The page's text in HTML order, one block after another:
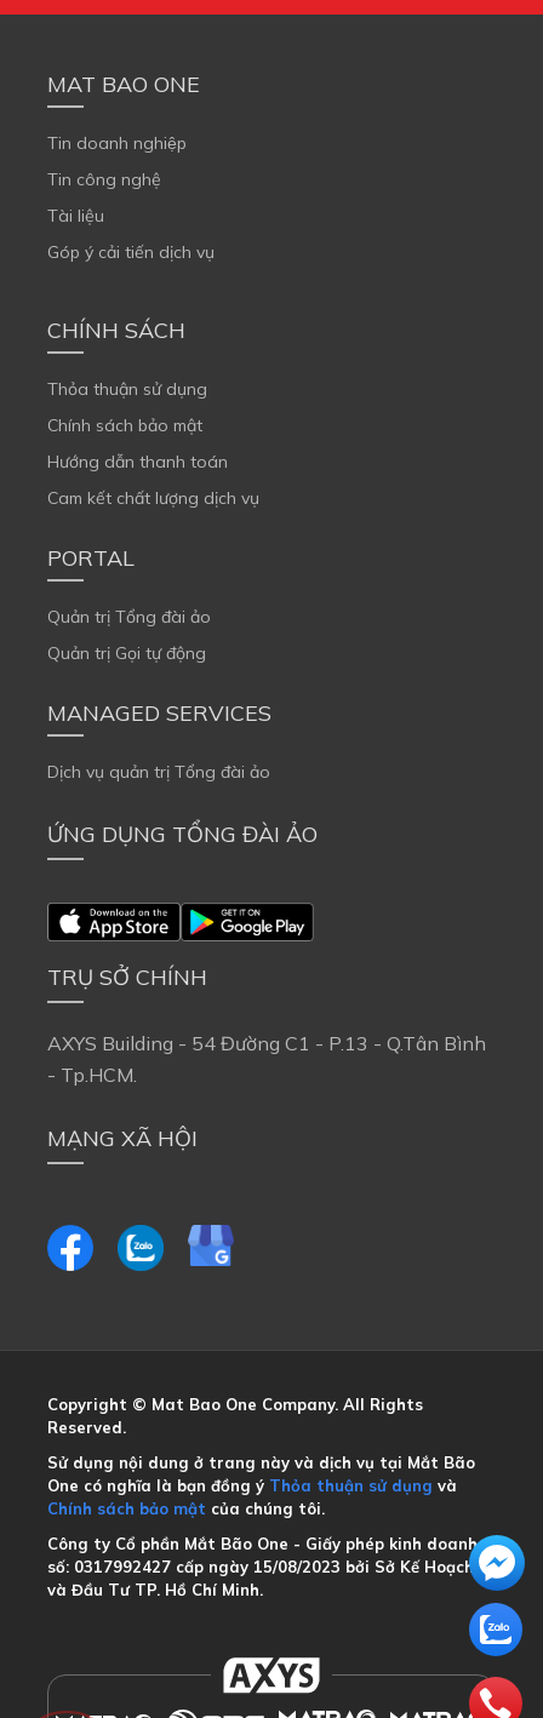
MAT BAO ONE
Tin doanh nghiệp
Tin công nghệ
Tài liệu
Góp ý cải tiến dịch vụ
CHÍNH SÁCH
Thỏa thuận sử dụng
Chính sách bảo mật
Hướng dẫn thanh toán
Cam kết chất lượng dịch vụ
PORTAL
Quản trị Tổng đài ảo
Quản trị Gọi tự động
MANAGED SERVICES
Dịch vụ quản trị Tổng đài ảo
ỨNG DỤNG TỔNG ĐÀI ẢO
TRỤ SỞ CHÍNH
AXYS Building - 54 Đường C1 - P.13 - Q.Tân Bình
- Tp.HCM.
MẠNG XÃ HỘI
Copyright © Mat Bao One Company. All Rights
Reserved.
Sử dụng nội dung ở trang này và dịch vụ tại Mắt Bão
One có nghĩa là bạn đồng ý Thỏa thuận sử dụng và
Chính sách bảo mật của chúng tôi.
Công ty Cổ phần Mắt Bão One - Giấy phép kinh doanh
số: 0317992427 cấp ngày 15/08/2023 bởi Sở Kế Hoạch
và Đầu Tư TP. Hồ Chí Minh.